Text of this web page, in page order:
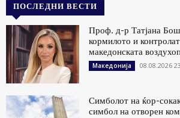
ПОСЛЕДНИ ВЕСТИ
Проф. д-р Татјана
кормилото и
македонската
Македонија 08.08.2026
Симболот на ќор-
симбол на отворен